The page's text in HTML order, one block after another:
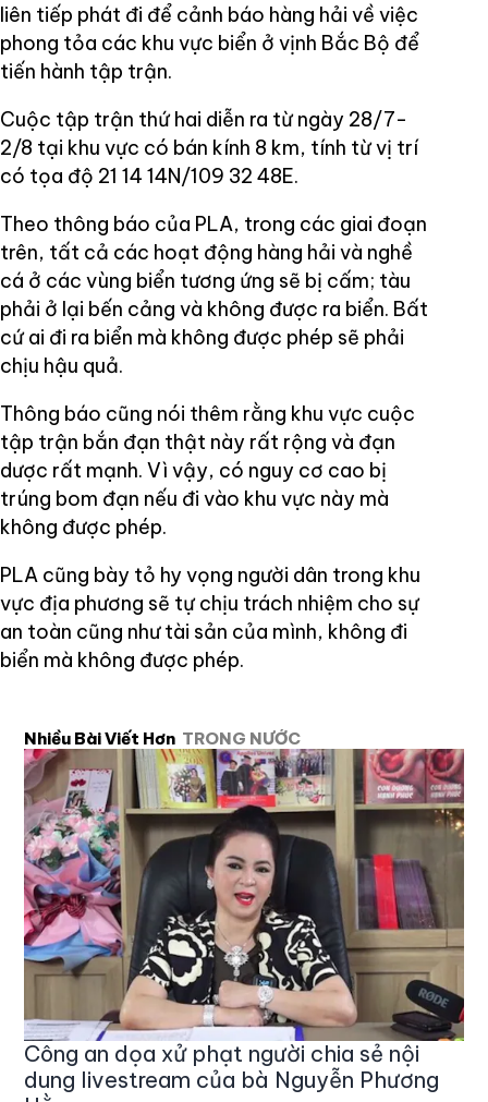
liên tiếp phát đi để cảnh báo hàng hải về việc
phong tỏa các khu vực biển ở vịnh Bắc Bộ để
tiến hành tập trận.
Cuộc tập trận thứ hai diễn ra từ ngày 28/7-
2/8 tại khu vực có bán kính 8 km, tính từ vị trí
có tọa độ 21 14 14N/109 32 48E.
Theo thông báo của PLA, trong các giai đoạn
trên, tất cả các hoạt động hàng hải và nghề
cá ở các vùng biển tương ứng sẽ bị cấm; tàu
phải ở lại bến cảng và không được ra biển. Bất
cứ ai đi ra biển mà không được phép sẽ phải
chịu hậu quả.
Thông báo cũng nói thêm rằng khu vực cuộc
tập trận bắn đạn thật này rất rộng và đạn
dược rất mạnh. Vì vậy, có nguy cơ cao bị
trúng bom đạn nếu đi vào khu vực này mà
không được phép.
PLA cũng bày tỏ hy vọng người dân trong khu
vực địa phương sẽ tự chịu trách nhiệm cho sự
an toàn cũng như tài sản của mình, không đi
biển mà không được phép.
Nhiều Bài Viết Hơn TRONG NƯỚC
Công an dọa xử phạt người chia sẻ nội
dung livestream của bà Nguyễn Phương